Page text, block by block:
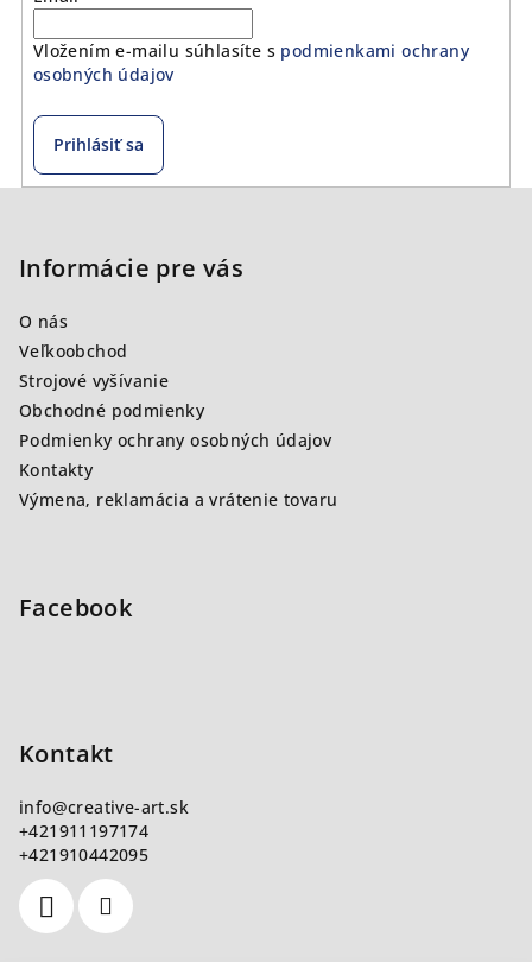
Vložením e-mailu súhlasíte s podmienkami ochrany
osobných údajov
Prihlásiť sa
Informácie pre vás
O nás
Veľkoobchod
Strojové vyšívanie
Obchodné podmienky
Podmienky ochrany osobných údajov
Kontakty
Výmena, reklamácia a vrátenie tovaru
Facebook
Kontakt
info@creative-art.sk
+421911197174
+421910442095